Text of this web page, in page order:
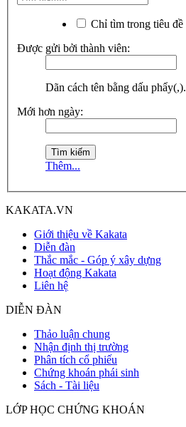
Chỉ tìm trong tiêu đề
Được gửi bởi thành viên:
Dãn cách tên bằng dấu phẩy(,).
Mới hơn ngày:
Thêm...
KAKATA.VN
Giới thiệu về Kakata
Diễn đàn
Thắc mắc - Góp ý xây dựng
Hoạt động Kakata
Liên hệ
DIỄN ĐÀN
Thảo luận chung
Nhận định thị trường
Phân tích cổ phiếu
Chứng khoán phái sinh
Sách - Tài liệu
LỚP HỌC CHỨNG KHOÁN